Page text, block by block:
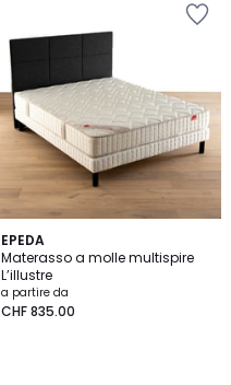
EPEDA
Materasso a molle multispire
L’illustre
a partire da
CHF 835.00